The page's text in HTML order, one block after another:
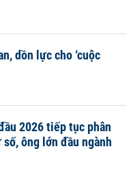
dồn lực cho ‘cuộc
2026 tiếp tục phân
ông lớn đầu ngành